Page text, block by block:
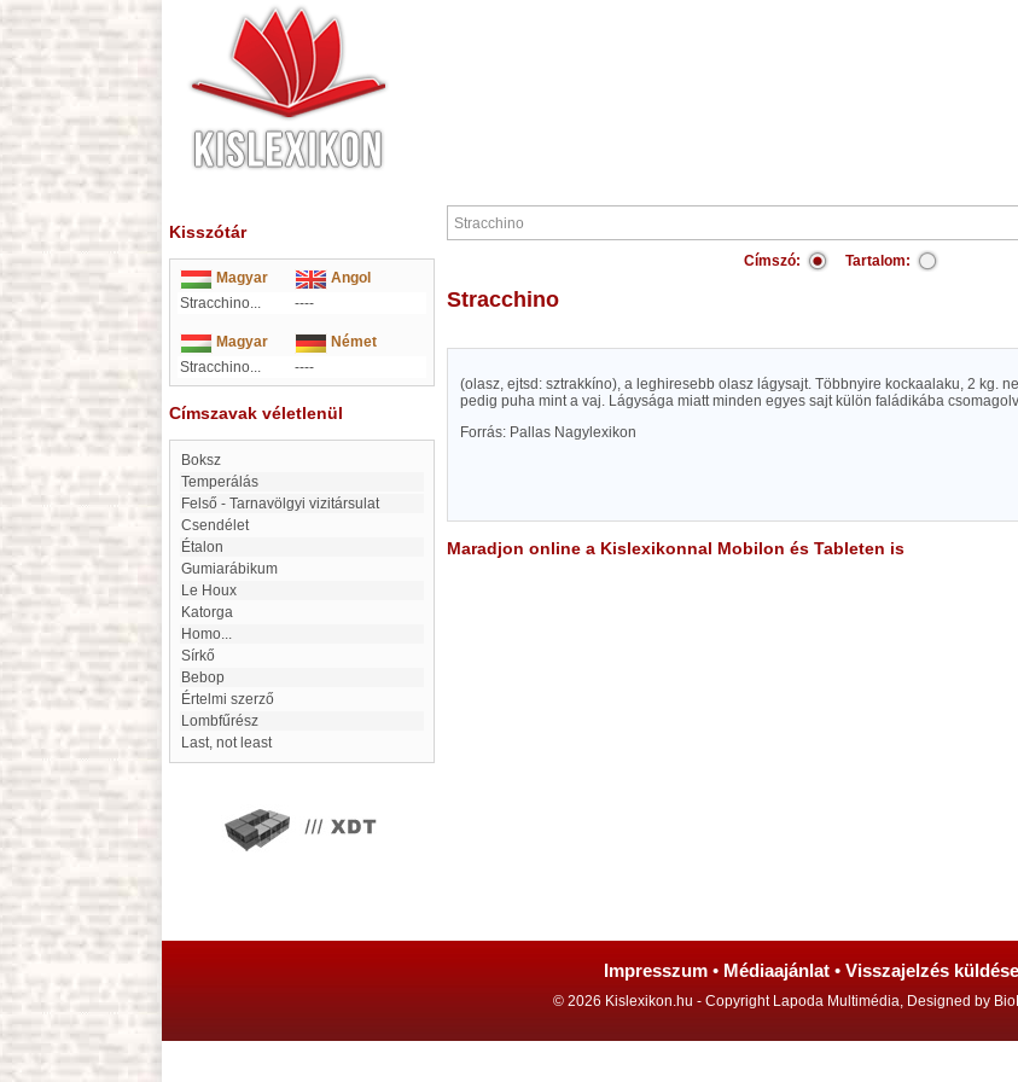
Kisszótár
Magyar
Angol
Stracchino...
----
Magyar
Német
Stracchino...
----
Címszavak véletlenül
boksz
Temperálás
Felső - Tarnavölgyi vizitársulat
csendélet
Étalon
gumiarábikum
Le Houx
katorga
Homo...
Sírkő
bebop
Értelmi szerző
Lombfűrész
Last, not least
Címszó: Tartalom:
Stracchino
(olasz, ejtsd: sztrakkíno), a leghiresebb olasz lágysajt. Többnyire kockaalaku, 2 kg.
pedig puha mint a vaj. Lágysága miatt minden egyes sajt külön faládikába
Forrás: Pallas Nagylexikon
Maradjon online a Kislexikonnal Mobilon és Tableten is
Impresszum • Médiaajánlat • Visszajelzés küldése
© 2026 Kislexikon.hu - Copyright Lapoda Multimédia, Designed by